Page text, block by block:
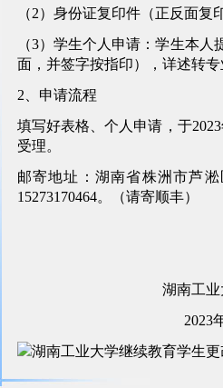
（2）身份证复印件（正反面复
（3）学生个人申请：学生本
面，并签字按指印），详述转专
2、申请流程
填写好表格、个人申请，于
受理。
邮寄地址：湖南省株洲市芦
15273170464。（请寄顺丰）
湖南工业大学株
2023年9月
湖南工业大学继续教育学生